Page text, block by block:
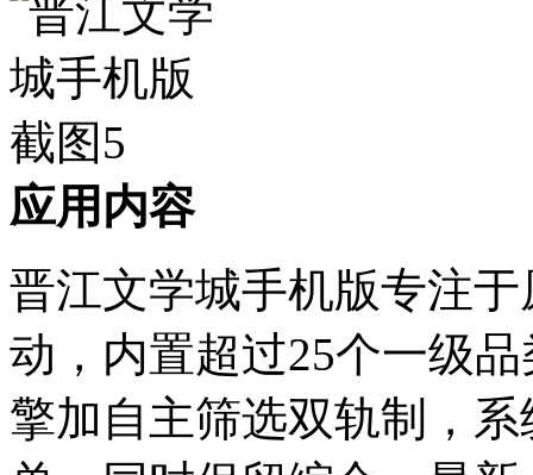
应用内容
晋江文学城手机版专注
动，内置超过25个一级
擎加自主筛选双轨制，